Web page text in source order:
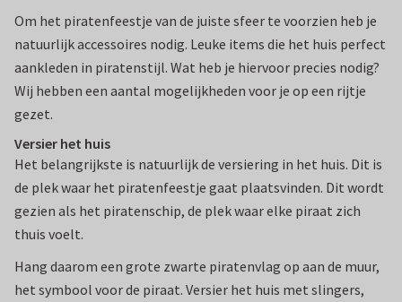
Om het piratenfeestje van de juiste sfeer te voorzien heb je
natuurlijk accessoires nodig. Leuke items die het huis perfect
aankleden in piratenstijl. Wat heb je hiervoor precies nodig?
Wij hebben een aantal mogelijkheden voor je op een rijtje
gezet.
Versier het huis
Het belangrijkste is natuurlijk de versiering in het huis. Dit is
de plek waar het piratenfeestje gaat plaatsvinden. Dit wordt
gezien als het piratenschip, de plek waar elke piraat zich
thuis voelt.
Hang daarom een grote zwarte piratenvlag op aan de muur,
het symbool voor de piraat. Versier het huis met slingers,